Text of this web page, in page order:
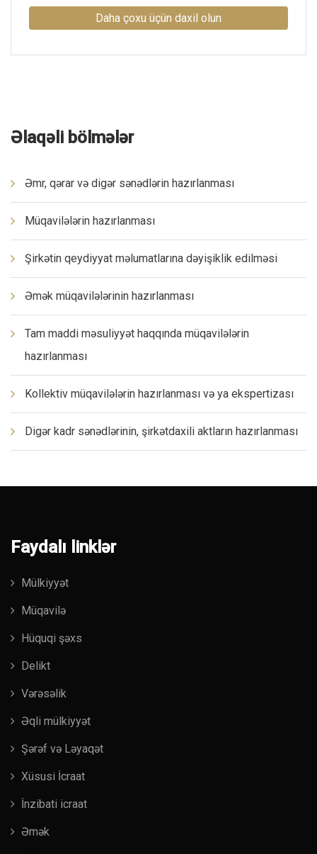
Daha çoxu üçün daxil olun
Əlaqəli bölmələr
Əmr, qərar və digər sənədlərin hazırlanması
Müqavilələrin hazırlanması
Şirkətin qeydiyyat məlumatlarına dəyişiklik edilməsi
Əmək müqavilələrinin hazırlanması
Tam maddi məsuliyyət haqqında müqavilələrin
hazırlanması
Kollektiv müqavilələrin hazırlanması və ya ekspertizası
Digər kadr sənədlərinin, şirkətdaxili aktların hazırlanması
Faydalı linklər
Mülkiyyət
Müqavilə
Hüquqi şəxs
Delikt
Vərəsəlik
Əqli mülkiyyət
Şərəf və Ləyaqət
Xüsusi İcraat
İnzibati icraat
Əmək